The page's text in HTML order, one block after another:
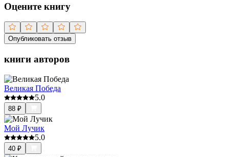
Оцените книгу
Опубликовать отзыв
книги авторов
Великая Победа
5.0
88 ₽
Мой Лучик
5.0
40 ₽